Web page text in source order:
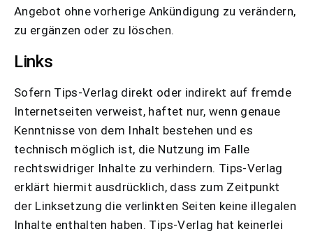
Angebot ohne vorherige Ankündigung zu verändern,
zu ergänzen oder zu löschen.
Links
Sofern Tips-Verlag direkt oder indirekt auf fremde
Internetseiten verweist, haftet nur, wenn genaue
Kenntnisse von dem Inhalt bestehen und es
technisch möglich ist, die Nutzung im Falle
rechtswidriger Inhalte zu verhindern. Tips-Verlag
erklärt hiermit ausdrücklich, dass zum Zeitpunkt
der Linksetzung die verlinkten Seiten keine illegalen
Inhalte enthalten haben. Tips-Verlag hat keinerlei